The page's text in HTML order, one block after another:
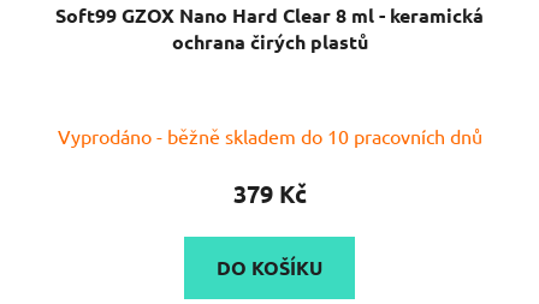
Soft99 GZOX Nano Hard Clear 8 ml - keramická
ochrana čirých plastů
Vyprodáno - běžně skladem do 10 pracovních dnů
379 Kč
DO KOŠÍKU